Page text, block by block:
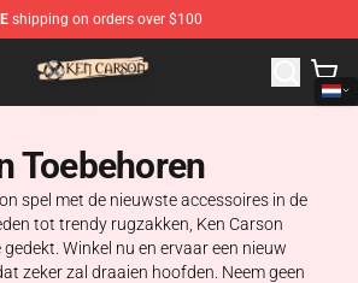
shipping on orders over $100
- Official Ken Carson Merchandise
Toebehoren
spel met de nieuwste accessoires in de
tot trendy rugzakken, Ken Carson
Winkel nu en ervaar een nieuw
zeker zal draaien hoofden. Neem geen